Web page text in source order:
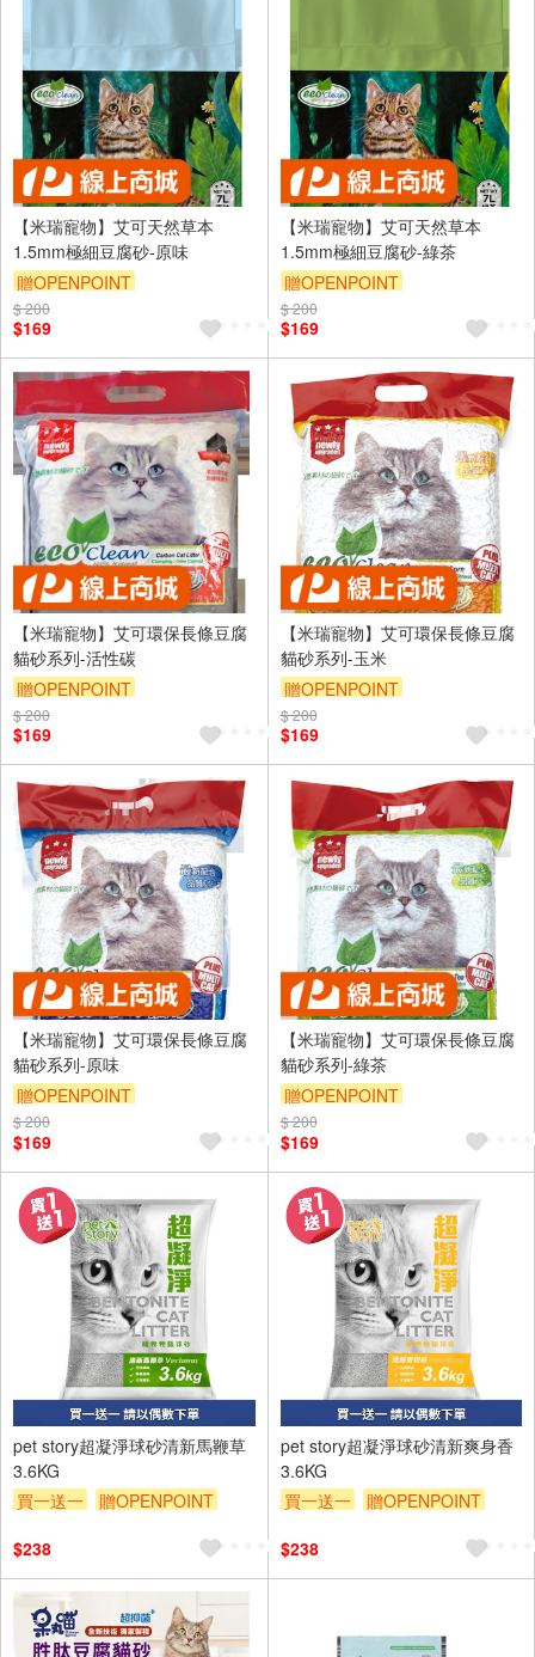
【米瑞寵物】艾可天然草本
1.5mm極細豆腐砂-原味
贈OPENPOINT
$ 200
$169
【米瑞寵物】艾可天然草本
1.5mm極細豆腐砂-綠茶
贈OPENPOINT
$ 200
$169
【米瑞寵物】艾可環保長條豆腐
貓砂系列-活性碳
贈OPENPOINT
$ 200
$169
【米瑞寵物】艾可環保長條豆腐
貓砂系列-玉米
贈OPENPOINT
$ 200
$169
【米瑞寵物】艾可環保長條豆腐
貓砂系列-原味
贈OPENPOINT
$ 200
$169
【米瑞寵物】艾可環保長條豆腐
貓砂系列-綠茶
贈OPENPOINT
$ 200
$169
pet story超凝淨球砂清新馬鞭草
3.6KG
買一送一
贈OPENPOINT
$238
pet story超凝淨球砂清新爽身香
3.6KG
買一送一
贈OPENPOINT
$238